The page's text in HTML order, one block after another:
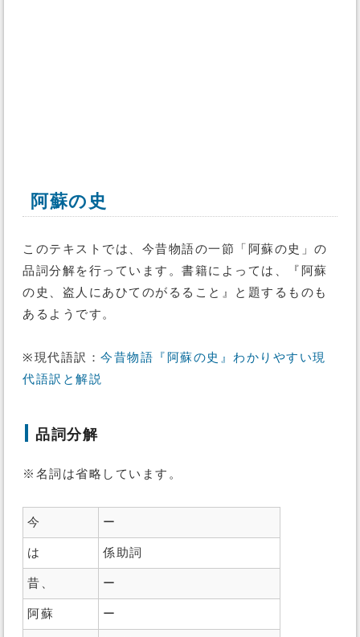
阿蘇の史
このテキストでは、今昔物語の一節「阿蘇の史」の
品詞分解を行っています。書籍によっては、『阿蘇
の史、盗人にあひてのがるること』と題するものも
あるようです。
※現代語訳： 今昔物語『阿蘇の史』わかりやすい現
代語訳と解説
品詞分解
※名詞は省略しています。
今 ー
は 係助詞
昔、 ー
阿蘇 ー